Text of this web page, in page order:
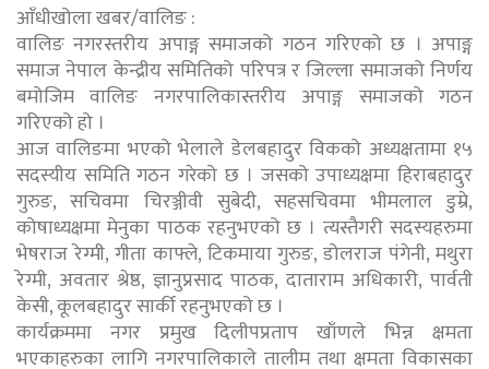
आँधीखोला खबर/वालिङ :
वालिङ नगरस्तरीय अपाङ्ग समाजको गठन गरिएको छ । अपाङ्ग
समाज नेपाल केन्द्रीय समितिको परिपत्र र जिल्ला समाजको निर्णय
बमोजिम वालिङ नगरपालिकास्तरीय अपाङ्ग समाजको गठन
गरिएको हो ।
आज वालिङमा भएको भेलाले डेलबहादुर विकको अध्यक्षतामा १५
सदस्यीय समिति गठन गरेको छ । जसको उपाध्यक्षमा हिराबहादुर
गुरुङ, सचिवमा चिरञ्जीवी सुबेदी, सहसचिवमा भीमलाल डुम्रे,
कोषाध्यक्षमा मेनुका पाठक रहनुभएको छ । त्यस्तैगरी सदस्यहरुमा
भेषराज रेग्मी, गीता काफ्ले, टिकमाया गुरुङ, डोलराज पंगेनी, मथुरा
रेग्मी, अवतार श्रेष्ठ, ज्ञानुप्रसाद पाठक, दाताराम अधिकारी, पार्वती
केसी, कूलबहादुर सार्की रहनुभएको छ ।
कार्यक्रममा नगर प्रमुख दिलीपप्रताप खाँणले भिन्न क्षमता
भएकाहरुका लागि नगरपालिकाले तालीम तथा क्षमता विकासका